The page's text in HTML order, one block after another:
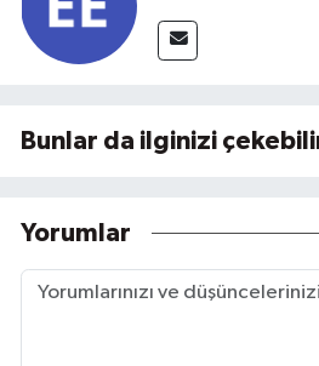
Bunlar da ilginizi
Yorumlar